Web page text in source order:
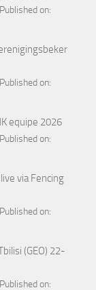
Published on:
Published on:
equipe 2026
Published on:
via Fencing
Published on:
(GEO) 22-
Published on: